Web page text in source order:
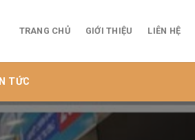
TRANG CHỦ GIỚI THIỆU LIÊN HỆ
TỨC